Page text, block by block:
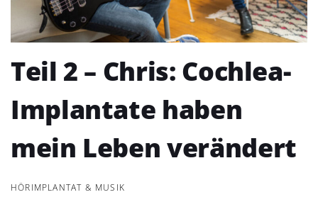
Teil 2 – Chris: Cochlea-
Implantate haben
mein Leben verändert
HÖRIMPLANTAT & MUSIK